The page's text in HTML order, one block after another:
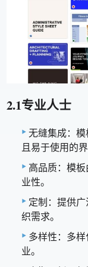
2.1专业人士
无缝集成：
且易于使用的界
高品质：模
业性。
定制：提供
织需求。
多样性：多
业。